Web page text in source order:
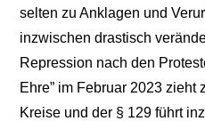
selten zu Anklagen und
inzwischen drastisch
Repression nach den
Ehre” im Februar 2023 zieht
Kreise und der § 129 führt